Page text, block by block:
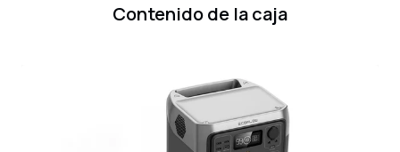
Contenido de la caja